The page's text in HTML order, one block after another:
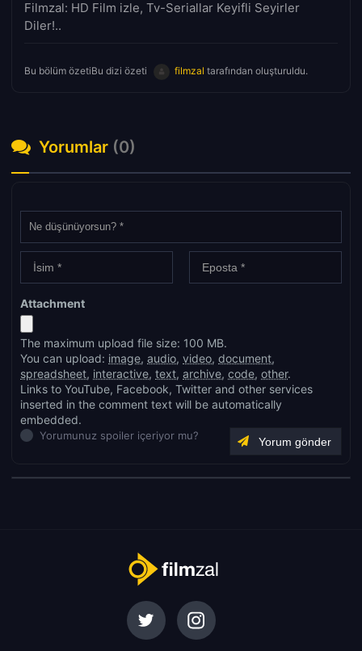
Filmzal: HD Film izle, Tv-Seriallar Keyifli Seyirler
Diler!..
Bu bölüm özetiBu dizi özeti filmzal tarafından oluşturuldu.
Yorumlar (0)
Attachment
The maximum upload file size: 100 MB.
You can upload: image, audio, video, document,
spreadsheet, interactive, text, archive, code, other.
Links to YouTube, Facebook, Twitter and other services
inserted in the comment text will be automatically
embedded.
Yorumunuz spoiler içeriyor mu?